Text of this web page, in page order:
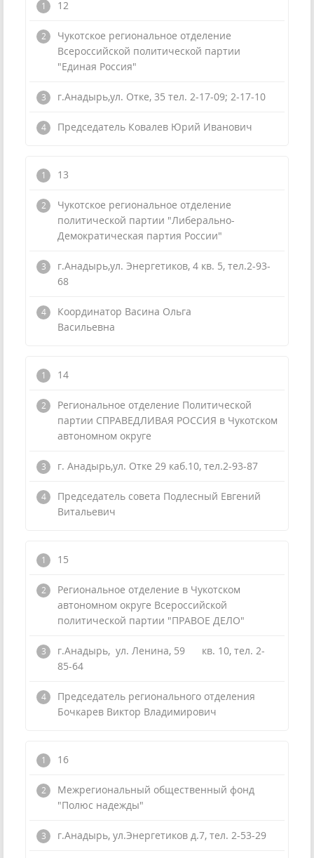
12
Чукотское региональное отделение
Всероссийской политической партии
"Единая Россия"
г.Анадырь,ул. Отке, 35 тел. 2-17-09; 2-17-10
Председатель Ковалев Юрий Иванович
13
Чукотское региональное отделение
политической партии "Либерально-
Демократическая партия России"
г.Анадырь,ул. Энергетиков, 4 кв. 5, тел.2-93-
68
Координатор Васина Ольга
Васильевна
14
Региональное отделение Политической
партии СПРАВЕДЛИВАЯ РОССИЯ в Чукотском
автономном округе
г. Анадырь,ул. Отке 29 каб.10, тел.2-93-87
Председатель совета Подлесный Евгений
Витальевич
15
Региональное отделение в Чукотском
автономном округе Всероссийской
политической партии "ПРАВОЕ ДЕЛО"
г.Анадырь, ул. Ленина, 59 кв. 10, тел. 2-
85-64
Председатель регионального отделения
Бочкарев Виктор Владимирович
16
Межрегиональный общественный фонд
"Полюс надежды"
г.Анадырь, ул.Энергетиков д.7, тел. 2-53-29